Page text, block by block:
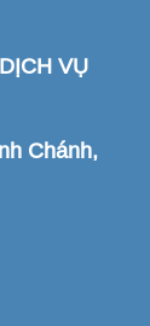
VỤ
Chánh,